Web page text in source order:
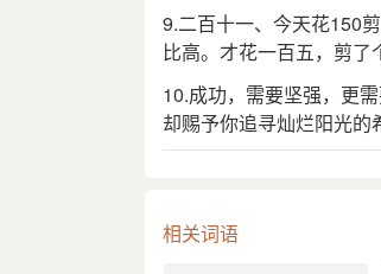
9.二百十一、今天花150
比高。才花一百五，剪了
10.成功，需要坚强，更
却赐予你追寻灿烂阳光的
相关词语